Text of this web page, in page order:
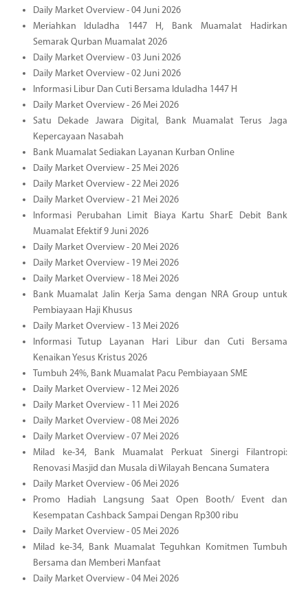
Daily Market Overview - 04 Juni 2026
Meriahkan Iduladha 1447 H, Bank Muamalat Hadirkan
Semarak Qurban Muamalat 2026
Daily Market Overview - 03 Juni 2026
Daily Market Overview - 02 Juni 2026
Informasi Libur Dan Cuti Bersama Iduladha 1447 H
Daily Market Overview - 26 Mei 2026
Satu Dekade Jawara Digital, Bank Muamalat Terus Jaga
Kepercayaan Nasabah
Bank Muamalat Sediakan Layanan Kurban Online
Daily Market Overview - 25 Mei 2026
Daily Market Overview - 22 Mei 2026
Daily Market Overview - 21 Mei 2026
Informasi Perubahan Limit Biaya Kartu SharE Debit Bank
Muamalat Efektif 9 Juni 2026
Daily Market Overview - 20 Mei 2026
Daily Market Overview - 19 Mei 2026
Daily Market Overview - 18 Mei 2026
Bank Muamalat Jalin Kerja Sama dengan NRA Group untuk
Pembiayaan Haji Khusus
Daily Market Overview - 13 Mei 2026
Informasi Tutup Layanan Hari Libur dan Cuti Bersama
Kenaikan Yesus Kristus 2026
Tumbuh 24%, Bank Muamalat Pacu Pembiayaan SME
Daily Market Overview - 12 Mei 2026
Daily Market Overview - 11 Mei 2026
Daily Market Overview - 08 Mei 2026
Daily Market Overview - 07 Mei 2026
Milad ke-34, Bank Muamalat Perkuat Sinergi Filantropi:
Renovasi Masjid dan Musala di Wilayah Bencana Sumatera
Daily Market Overview - 06 Mei 2026
Promo Hadiah Langsung Saat Open Booth/ Event dan
Kesempatan Cashback Sampai Dengan Rp300 ribu
Daily Market Overview - 05 Mei 2026
Milad ke-34, Bank Muamalat Teguhkan Komitmen Tumbuh
Bersama dan Memberi Manfaat
Daily Market Overview - 04 Mei 2026